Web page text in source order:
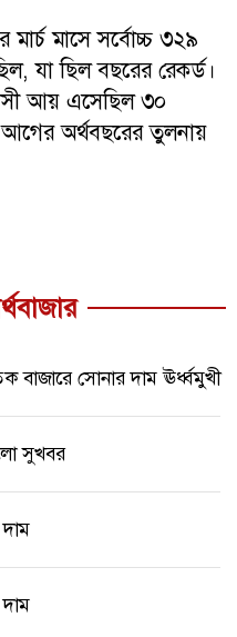
মাসে সর্বোচ্চ ৩২৯
যা ছিল বছরের রেকর্ড।
আয় এসেছিল ৩০
অর্থবছরের তুলনায়
বাজারে সোনার দাম ঊর্ধ্বমুখী
সুখবর